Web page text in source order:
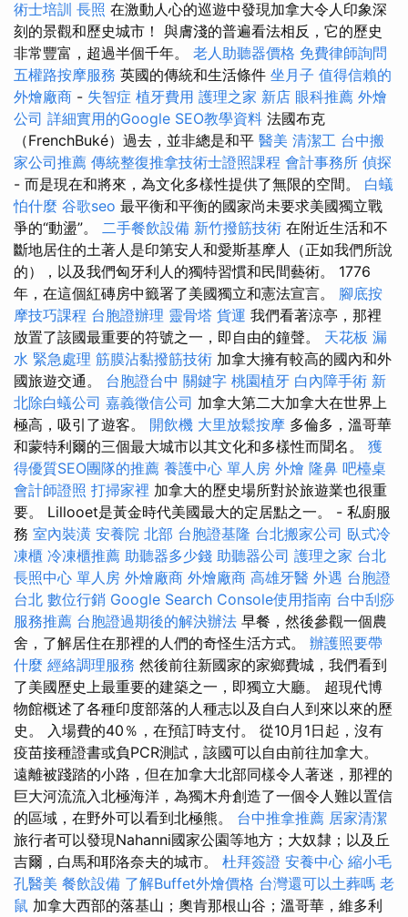
術士培訓 長照 在激動人心的巡遊中發現加拿大令人印象深
刻的景觀和歷史城市！ 與膚淺的普遍看法相反，它的歷史
非常豐富，超過半個千年。 老人助聽器價格 免費律師詢問
五權路按摩服務 英國的傳統和生活條件 坐月子 值得信賴的
外燴廠商 - 失智症 植牙費用 護理之家 新店 眼科推薦 外燴
公司 詳細實用的Google SEO教學資料 法國布克
（FrenchBuké）過去，並非總是和平 醫美 清潔工 台中搬
家公司推薦 傳統整復推拿技術士證照課程 會計事務所 偵探
- 而是現在和將來，為文化多樣性提供了無限的空間。 白蟻
怕什麼 谷歌seo 最平衡和平衡的國家尚未要求美國獨立戰
爭的“動盪”。 二手餐飲設備 新竹撥筋技術 在附近生活和不
斷地居住的土著人是印第安人和愛斯基摩人（正如我們所說
的），以及我們匈牙利人的獨特習慣和民間藝術。 1776
年，在這個紅磚房中籤署了美國獨立和憲法宣言。 腳底按
摩技巧課程 台胞證辦理 靈骨塔 貨運 我們看著涼亭，那裡
放置了該國最重要的符號之一，即自由的鐘聲。 天花板 漏
水 緊急處理 筋膜沾黏撥筋技術 加拿大擁有較高的國內和外
國旅遊交通。 台胞證台中 關鍵字 桃園植牙 白內障手術 新
北除白蟻公司 嘉義徵信公司 加拿大第二大加拿大在世界上
極高，吸引了遊客。 開飲機 大里放鬆按摩 多倫多，溫哥華
和蒙特利爾的三個最大城市以其文化和多樣性而聞名。 獲
得優質SEO團隊的推薦 養護中心 單人房 外燴 隆鼻 吧檯桌
會計師證照 打掃家裡 加拿大的歷史場所對於旅遊業也很重
要。 Lillooet是黃金時代美國最大的定居點之一。 - 私廚服
務 室內裝潢 安養院 北部 台胞證基隆 台北搬家公司 臥式冷
凍櫃 冷凍櫃推薦 助聽器多少錢 助聽器公司 護理之家 台北
長照中心 單人房 外燴廠商 外燴廠商 高雄牙醫 外遇 台胞證
台北 數位行銷 Google Search Console使用指南 台中刮痧
服務推薦 台胞證過期後的解決辦法 早餐，然後參觀一個農
舍，了解居住在那裡的人們的奇怪生活方式。 辦護照要帶
什麼 經絡調理服務 然後前往新國家的家鄉費城，我們看到
了美國歷史上最重要的建築之一，即獨立大廳。 超現代博
物館概述了各種印度部落的人種志以及自白人到來以來的歷
史。 入場費的40％，在預訂時支付。 從10月1日起，沒有
疫苗接種證書或負PCR測試，該國可以自由前往加拿大。
遠離被踐踏的小路，但在加拿大北部同樣令人著迷，那裡的
巨大河流流入北極海洋，為獨木舟創造了一個令人難以置信
的區域，在野外可以看到北極熊。 台中推拿推薦 居家清潔
旅行者可以發現Nahanni國家公園等地方；大奴隸；以及丘
吉爾，白馬和耶洛奈夫的城市。 杜拜簽證 安養中心 縮小毛
孔醫美 餐飲設備 了解Buffet外燴價格 台灣還可以土葬嗎 老
鼠 加拿大西部的落基山；奧肯那根山谷；溫哥華，維多利